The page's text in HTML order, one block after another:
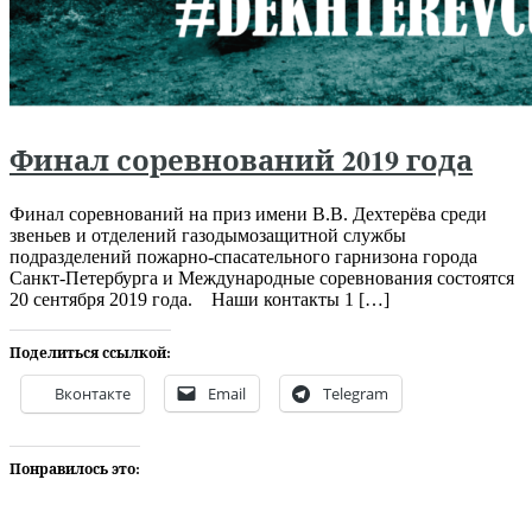
Финал соревнований 2019 года
Финал соревнований на приз имени В.В. Дехтерёва среди
звеньев и отделений газодымозащитной службы
подразделений пожарно-спасательного гарнизона города
Санкт-Петербурга и Международные соревнования состоятся
20 сентября 2019 года. Наши контакты 1 […]
Поделиться ссылкой:
Вконтакте Email Telegram
Понравилось это: